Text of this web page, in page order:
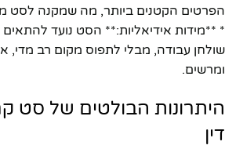
הפרטים הקטנים ביותר, מה שמקנה לסט
* **מידות אידיאליות:** הסט נועד
שולחן עבודה, מבלי לתפוס מקום רב מדי,
ומרשים.
היתרונות הבולטים של סט
דין